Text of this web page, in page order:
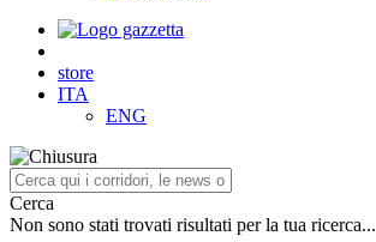
store
ITA
ENG
Cerca
Non sono stati trovati risultati per la tua ricerca...